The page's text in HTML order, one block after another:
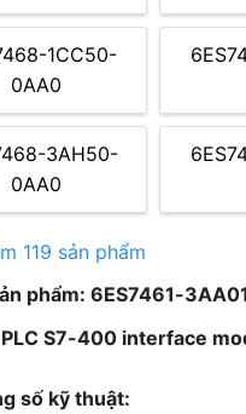
1CC50-
0AA0
3AH50-
0AA0
119 sản phẩm
phẩm: 6ES7461-
S7-400 interface
số kỹ thuật: